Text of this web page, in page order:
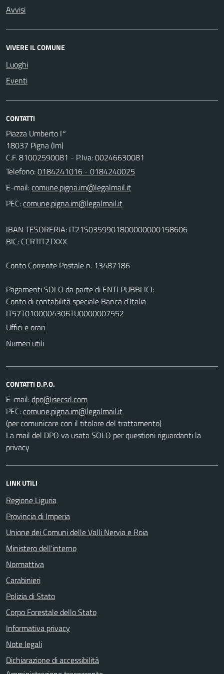
Avvisi
VIVERE IL COMUNE
Luoghi
Eventi
CONTATTI
Piazza Umberto I°
18037 Pigna (Im)
C.F. 81002590081 - P.Iva: 00246630081
Telefono:0184241016 - 0184240025
E-mail:
PEC:
IBAN TESORERIA: IT21S0359901800000000158606
BIC: CCRTIT2TXXX
Conto Corrente Postale n. 13487186
Pagamenti SOLO da parte di ENTI PUBBLICI:
Conto di contabilità speciale Banca d’Italia
IT57T0100004306TU0000007552
Uffici e orari
Numeri utili
CONTATTI D.P.O.
E-mail:
PEC:
(per comunicare con il titolare del trattamento)
La mail del DPO va usata SOLO per questioni riguardanti la
privacy
LINK UTILI
Regione Liguria
Provincia di Imperia
Unione dei Comuni delle Valli Nervia e Roia
Ministero dell'interno
Normattiva
Carabinieri
Polizia di Stato
Corpo Forestale dello Stato
Informativa privacy
Note legali
Dichiarazione di accessibilità